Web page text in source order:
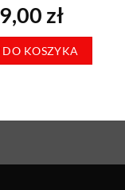
zł
KOSZYKA